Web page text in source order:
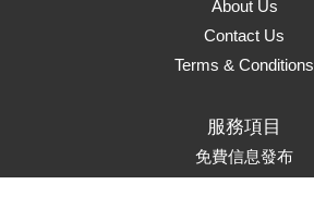
About Us
Contact Us
Terms & Conditions
服務項目
免費信息發布